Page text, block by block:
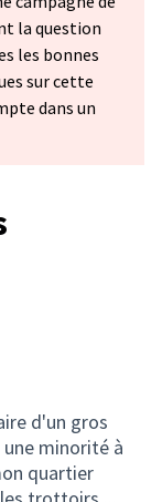
la question
les bonnes
sur cette
dans un
d'un gros
minorité à
quartier